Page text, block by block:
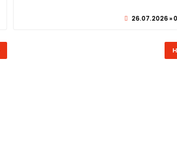
26.07.2026 »